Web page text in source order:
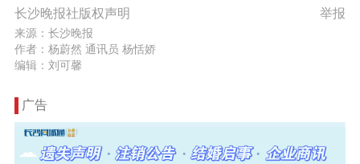
举报
长沙晚报社版权声明
来源：长沙晚报
作者：杨蔚然 通讯员 杨恬娇
编辑：刘可馨
广告